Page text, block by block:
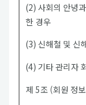
(2) 사회의 안녕
한 경우
(3) 신해철 및 신
(4) 기타 관리자
제 5조 (회원 정